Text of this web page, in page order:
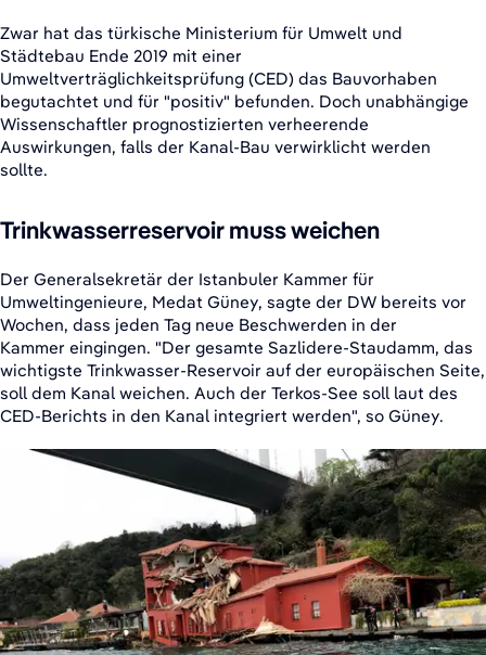
Zwar hat das türkische Ministerium für Umwelt und
Städtebau Ende 2019 mit einer
Umweltverträglichkeitsprüfung (CED) das Bauvorhaben
begutachtet und für "positiv" befunden. Doch unabhängige
Wissenschaftler prognostizierten verheerende
Auswirkungen, falls der Kanal-Bau verwirklicht werden
sollte.
Trinkwasserreservoir muss weichen
Der Generalsekretär der Istanbuler Kammer für
Umweltingenieure, Medat Güney, sagte der DW bereits vor
Wochen, dass jeden Tag neue Beschwerden in der
Kammer eingingen. "Der gesamte Sazlidere-Staudamm, das
wichtigste Trinkwasser-Reservoir auf der europäischen Seite,
soll dem Kanal weichen. Auch der Terkos-See soll laut des
CED-Berichts in den Kanal integriert werden", so Güney.